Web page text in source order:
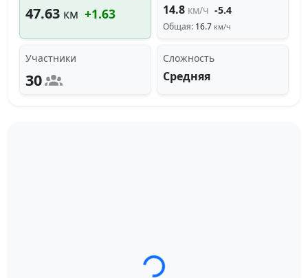
47.63 км +1.63 14.8 км/ч -5.4
Общая: 16.7 км/ч
Участники
30
Сложность
Средняя
Загрузка трека...